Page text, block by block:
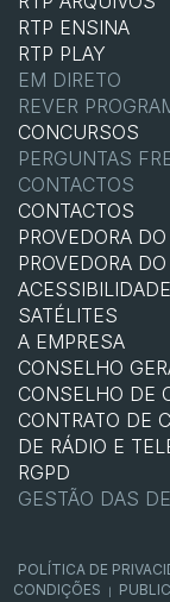
RTP ENSINA
RTP PLAY
EM DIRETO
REVER
CONCURSOS
PERGUNTAS
CONTACTOS
CONTACTOS
PROVEDORA
PROVEDORA
SATÉLITES
A EMPRESA
CONSELHO
CONSELHO DE
CONTRATO DE
DE RÁDIO E
RGPD
GESTÃO DAS
POLÍTICA DE
CONDIÇÕES